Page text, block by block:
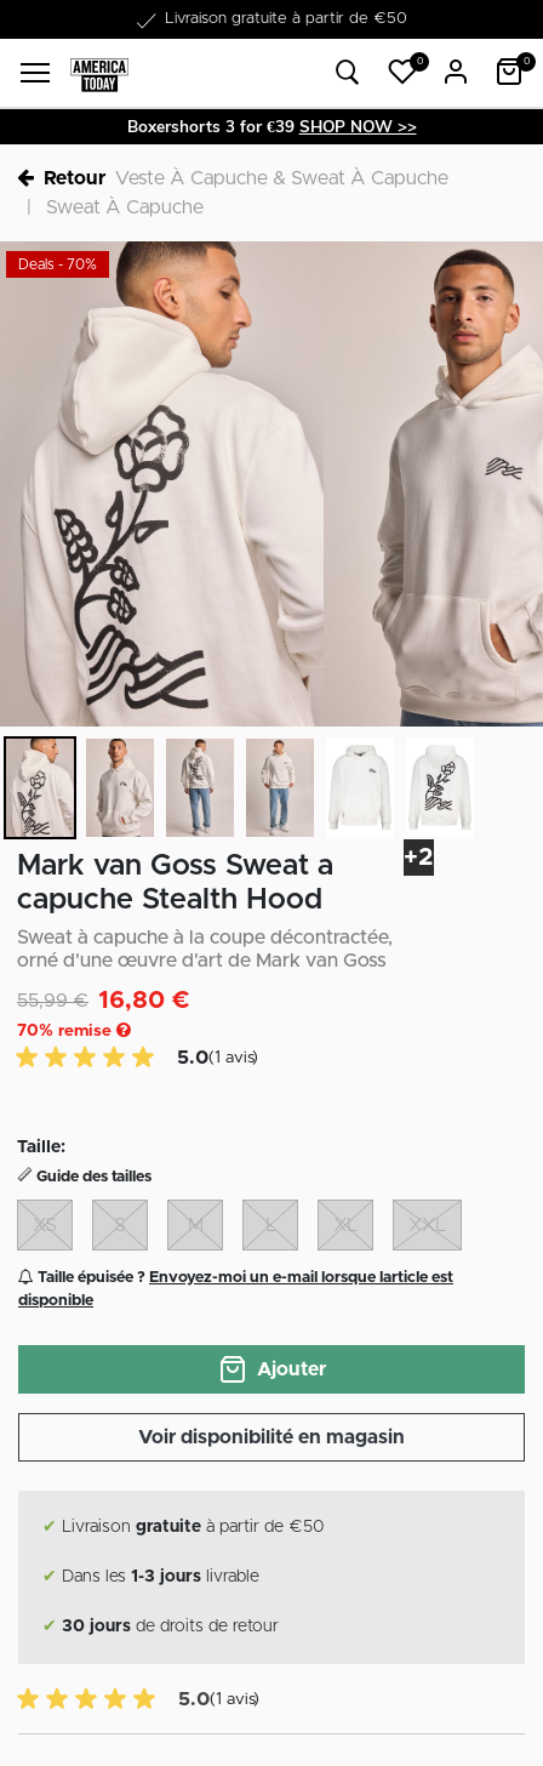
Dans les 1-3 jours livrable
0 0
Boxershorts 3 for €39 SHOP NOW >>
Retour Veste À Capuche & Sweat À Capuche
Sweat À Capuche
+2
Deals - 70%
Mark van Goss Sweat a
capuche Stealth Hood
Sweat à capuche à la coupe décontractée,
orné d'une œuvre d'art de Mark van Goss
Remise de
55,99 €à 16,80 €
70% remise
5.0 sur 5 avis des clients
5.0(1 avis)
Taille:
Guide des tailles
XS S M L XL XXL
Taille épuisée ? Envoyez-moi un e-mail lorsque larticle est
disponible
Ajouter
Voir disponibilité en magasin
✔ Livraison gratuite à partir de €50
✔ Dans les 1-3 jours livrable
✔ 30 jours de droits de retour
5.0 sur 5 avis des clients
5.0(1 avis)